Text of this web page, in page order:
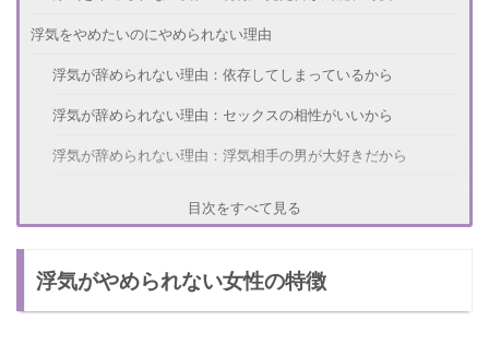
浮気をやめたいのにやめられない理由
浮気が辞められない理由：依存してしまっているから
浮気が辞められない理由：セックスの相性がいいから
浮気が辞められない理由：浮気相手の男が大好きだから
浮気をやめたいのにやめられない女性の声 ①
浮気をやめたいのにやめられない女性の声 ②
目次をすべて見る
浮気がやめられない女性の特徴